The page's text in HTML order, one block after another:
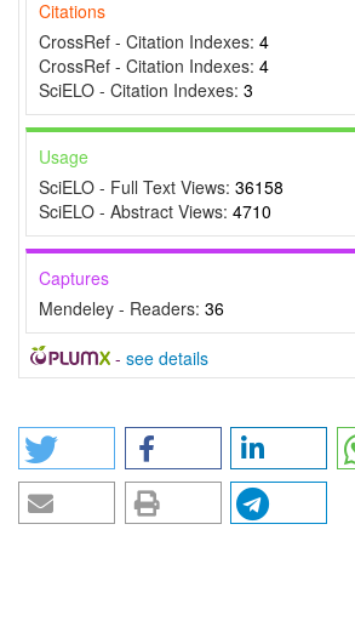
Citations
CrossRef - Citation Indexes: 4
CrossRef - Citation Indexes: 4
SciELO - Citation Indexes: 3
Usage
SciELO - Full Text Views: 36158
SciELO - Abstract Views: 4710
Captures
Mendeley - Readers: 36
- see details